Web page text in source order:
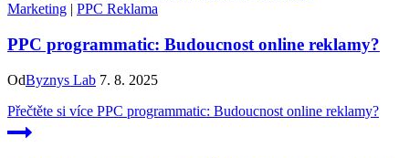
Marketing | PPC Reklama
PPC programmatic: Budoucnost online reklamy?
OdByznys Lab 7. 8. 2025
Přečtěte si více PPC programmatic: Budoucnost online reklamy?